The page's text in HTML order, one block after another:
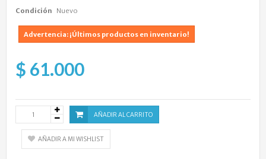
Condición Nuevo
Advertencia: ¡Últimos productos en inventario!
$ 61.000
AÑADIR AL CARRITO
AÑADIR A MI WISHLIST